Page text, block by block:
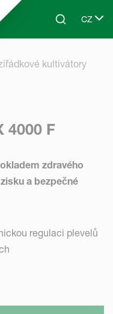
main contentSearchCZ
Select
kultivátory
4000 F
zdravého
a bezpečné
regulaci plevelů